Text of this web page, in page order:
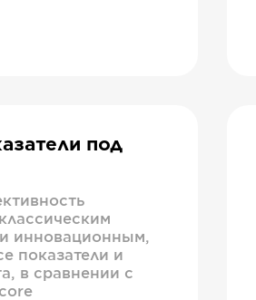
под
и инновационным,
показатели и
в сравнении с